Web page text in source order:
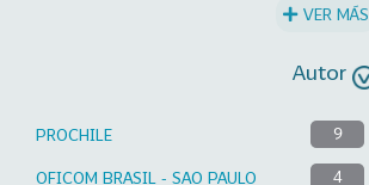
VER MÁS
Autor
PROCHILE 9
OFICOM BRASIL - SAO PAULO 4